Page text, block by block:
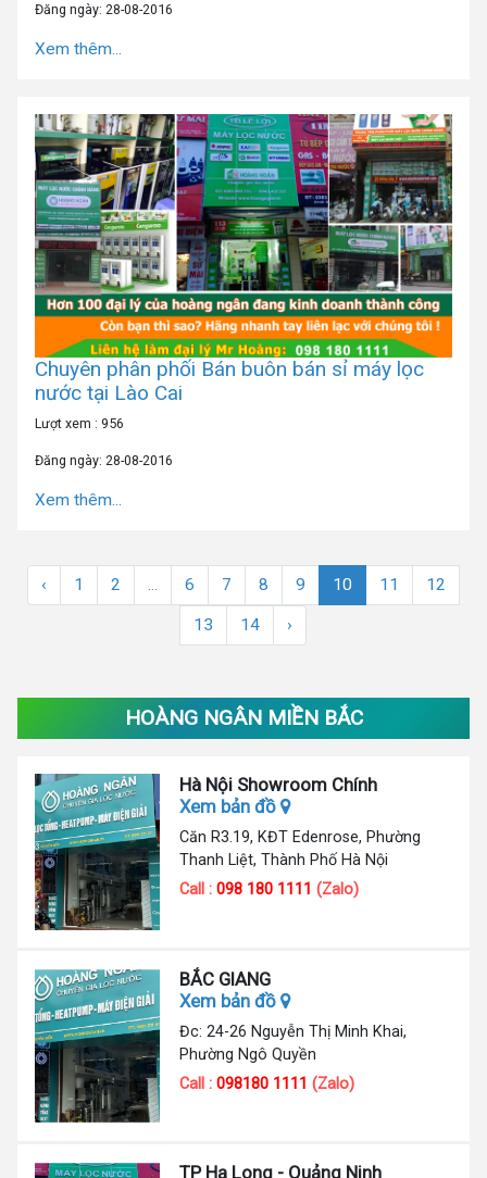
Đăng ngày: 28-08-2016
Xem thêm...
Chuyên phân phối Bán buôn bán sỉ máy lọc
nước tại Lào Cai
Lượt xem : 956
Đăng ngày: 28-08-2016
Xem thêm...
‹ 1 2 ... 6 7 8 9 10 11 12
13 14 ›
HOÀNG NGÂN MIỀN BẮC
Hà Nội Showroom Chính
Xem bản đồ
Căn R3.19, KĐT Edenrose, Phường
Thanh Liệt, Thành Phố Hà Nội
Call :098 180 1111 (Zalo)
BẮC GIANG
Xem bản đồ
Đc: 24-26 Nguyễn Thị Minh Khai,
Phường Ngô Quyền
Call :098180 1111 (Zalo)
TP Hạ Long - Quảng Ninh